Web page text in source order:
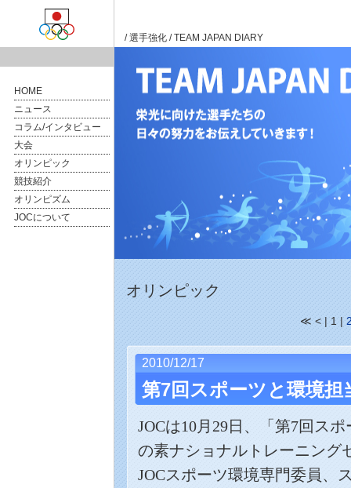
HOME
ニュース
コラム/インタビュー
大会
オリンピック
競技紹介
オリンピズム
JOCについて
/選手強化 / TEAM JAPAN DIARY
オリンピック
≪ < | 1 |
2010/12/17
第7回スポーツと環境担
JOCは10月 29日、「第7 回ス
の素ナショナルトレーニング
JOCスポーツ環境専門委員、